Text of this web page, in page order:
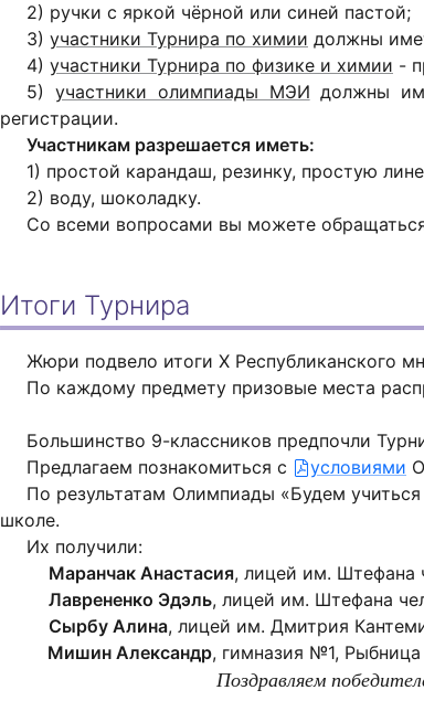
2) ручки с яркой чёрной или синей пастой;
3) участники Турнира по химии должны
4) участники Турнира по физике и химии -
5) участники олимпиады МЭИ должны
регистрации.
Участникам разрешается иметь:
1) простой карандаш, резинку, простую
2) воду, шоколадку.
Со всеми вопросами вы можете
Итоги Турнира
Жюри подвело итоги Х Республиканского
По каждому предмету призовые места
Большинство 9-классников предпочли
Предлагаем познакомиться с
условиями
По результатам Олимпиады «Будем
школе.
Их получили:
Маранчак Анастасия, лицей им. Штефана
Лаврененко Эдэль, лицей им. Штефана
Сырбу Алина, лицей им. Дмитрия
Мишин Александр, гимназия №1, Рыбница
Поздравляем